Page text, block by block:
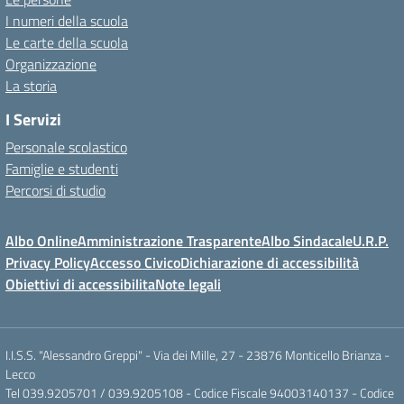
I numeri della scuola
Le carte della scuola
Organizzazione
La storia
I Servizi
Personale scolastico
Famiglie e studenti
Percorsi di studio
Albo OnlineAmministrazione TrasparenteAlbo SindacaleU.R.P.
Privacy PolicyAccesso CivicoDichiarazione di accessibilità
Obiettivi di accessibilitaNote legali
I.I.S.S. "Alessandro Greppi" - Via dei Mille, 27 - 23876 Monticello Brianza -
Lecco
Tel 039.9205701 / 039.9205108 - Codice Fiscale 94003140137 - Codice